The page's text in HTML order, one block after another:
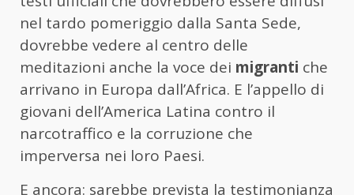
nel tardo pomeriggio dalla Santa Sede,
dovrebbe vedere al centro delle
meditazioni anche la voce dei migranti che
arrivano in Europa dall’Africa. E l’appello di
giovani dell’America Latina contro il
narcotraffico e la corruzione che
imperversa nei loro Paesi.
E ancora: sarebbe prevista la testimonianza